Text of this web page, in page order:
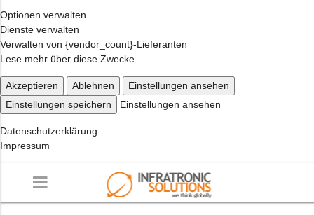
Optionen verwalten
Dienste verwalten
Verwalten von {vendor_count}-Lieferanten
Lese mehr über diese Zwecke
Akzeptieren Ablehnen
Einstellungen ansehen
Einstellungen speichern
Einstellungen ansehen
Datenschutzerklärung
Impressum